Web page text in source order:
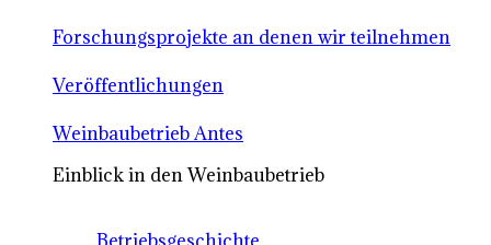
Forschungsprojekte an denen wir teilnehmen
Veröffentlichungen
Weinbaubetrieb Antes
Einblick in den Weinbaubetrieb